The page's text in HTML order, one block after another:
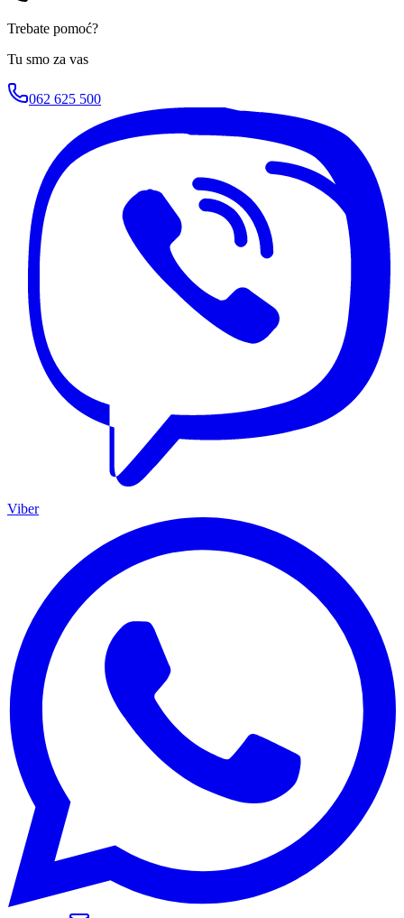
Trebate pomoć?
Tu smo za vas
062 625 500
Viber